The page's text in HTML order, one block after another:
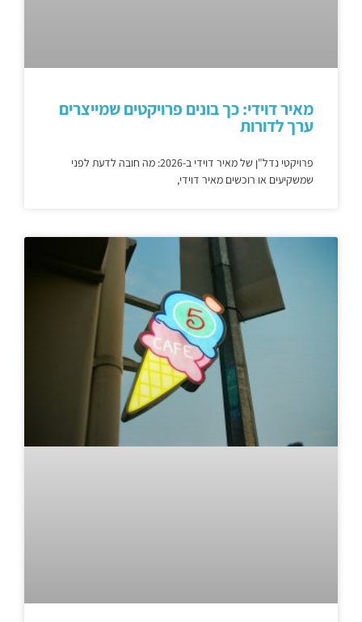
מאיר דוידי: כך בונים פרויקטים שמייצרים
ערך לדורות
פרויקטי נדל"ן של מאיר דוידי ב-2026: מה חובה לדעת לפני
שמשקיעים או רוכשים מאיר דוידי,